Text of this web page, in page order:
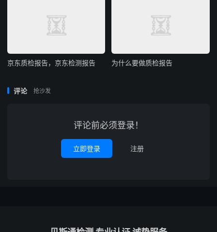
京东质检报告，京东检测报告 为什么要做质检报告
评论 抢沙发
评论前必须登录！
立即登录 注册